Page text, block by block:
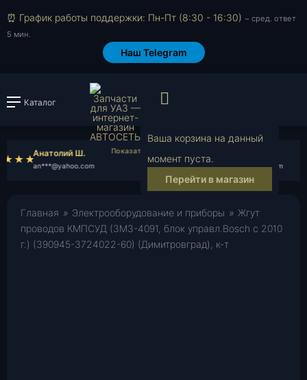
⏰ График работы поддержки: Пн-Пт (8:30 - 16:30) ~ сред. ответ
5 мин.
Наш Telegram
Каталог Войти или
Ваша корзина на данный
момент пуста.
Перейти в магазин
Анатолий Ш.
an***@yahoo.com de***@gmail.com
Главная » Электрооборудование и приборы » Жгут
проводов КМПСУД (ЗМЗ-4091, блок управл.Bosch с 2010
г.) (390945-3724022-60) (Димитровград), к-т